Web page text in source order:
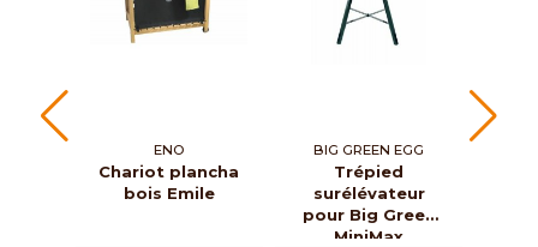
ENO
Chariot plancha
bois Emile
BIG GREEN EGG
Trépied
surélévateur
pour Big Green
MiniMax